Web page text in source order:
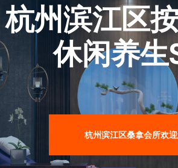
杭州滨江区
休闲养
杭州滨江区桑拿会所欢